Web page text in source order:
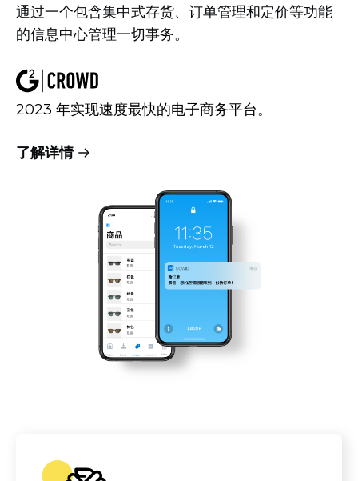
通过一个包含集中式存货、订单管理和定价等功能
的信息中心管理一切事务。
2023 年实现速度最快的电子商务平台。
了解详情